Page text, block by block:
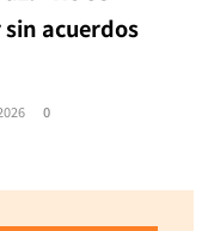
acuerdos
0